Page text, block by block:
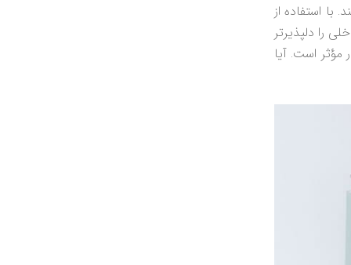
استفاده از
را دلپذیرتر
است. آیا